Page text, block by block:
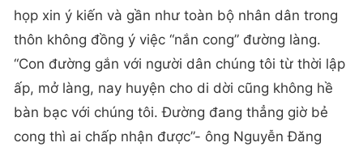
họp xin ý kiến và gần như toàn bộ nhân dân trong
thôn không đồng ý việc “nắn cong” đường làng.
“Con đường gắn với người dân chúng tôi từ thời lập
ấp, mở làng, nay huyện cho di dời cũng không hề
bàn bạc với chúng tôi. Đường đang thẳng giờ bẻ
cong thì ai chấp nhận được”- ông Nguyễn Đăng